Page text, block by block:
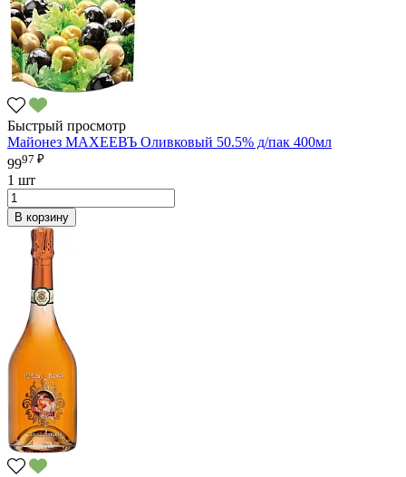
Быстрый просмотр
Майонез МАХЕЕВЪ Оливковый 50.5% д/пак 400мл
9997 ₽
1 шт
В корзину